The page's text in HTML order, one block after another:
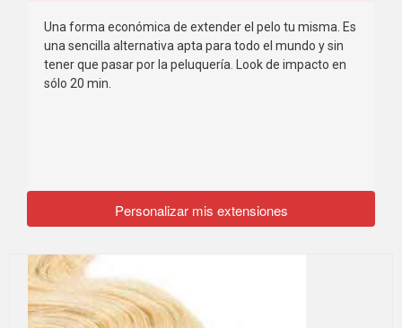
Una forma económica de extender el pelo tu misma. Es
una sencilla alternativa apta para todo el mundo y sin
tener que pasar por la peluquería. Look de impacto en
sólo 20 min.
Personalizar mis extensiones